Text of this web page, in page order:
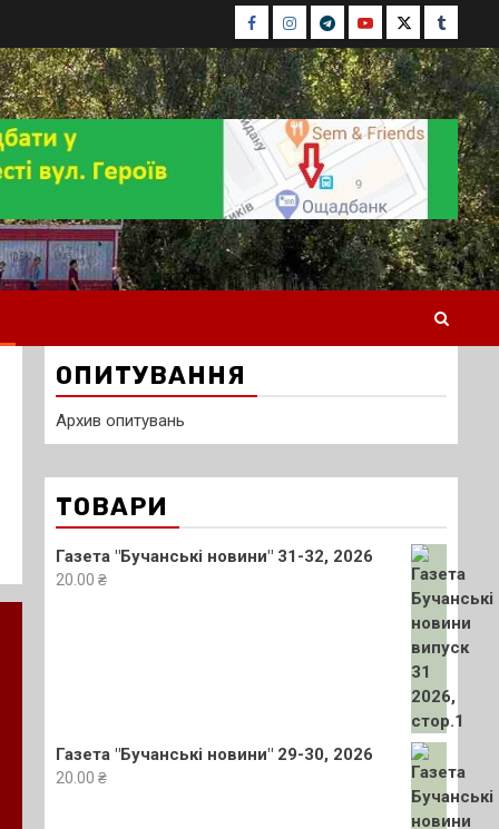
Facebook
Instagram
TelegramYoutubeTwitterTumblr
ОПИТУВАННЯ
Архив опитувань
ТОВАРИ
Газета "Бучанські новини" 31-32, 2026
20.00 ₴
Газета "Бучанські новини" 29-30, 2026
20.00 ₴